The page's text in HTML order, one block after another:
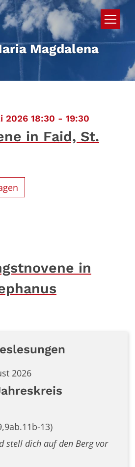
Magdalena
2026 18:30 - 19:30
in Faid, St.
in
2026
13)
stell dich auf den Berg vor